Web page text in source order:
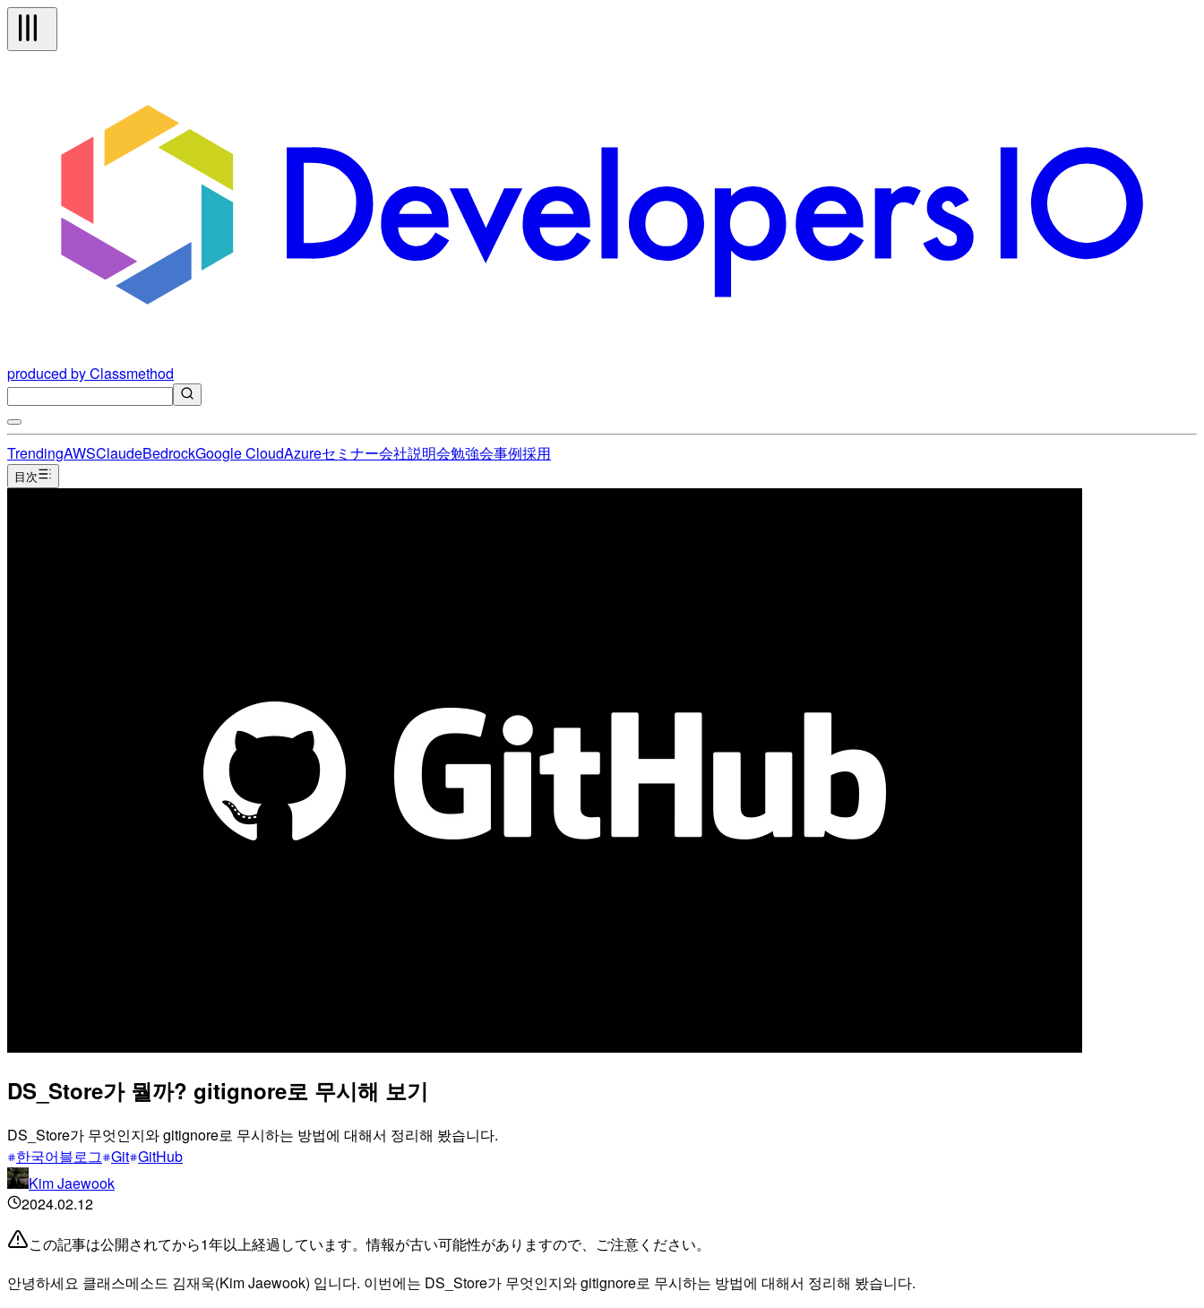
produced by Classmethod
TrendingAWSClaudeBedrockGoogle CloudAzureセミナー会社説明会勉強会事例採用
目次
DS_Store가 뭘까? gitignore로 무시해 보기
DS_Store가 무엇인지와 gitignore로 무시하는 방법에 대해서 정리해 봤습니다.
한국어블로그 Git GitHub
Kim Jaewook
2024.02.12
この記事は公開されてから1年以上経過しています。情報が古い可能性がありますので、ご注意ください。
안녕하세요 클래스메소드 김재욱(Kim Jaewook) 입니다. 이번에는 DS_Store가 무엇인지와 gitignore로 무시하는 방법에 대해서 정리해 봤습니다.